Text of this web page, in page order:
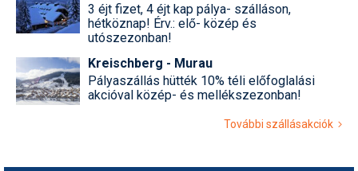
3 éjt fizet, 4 éjt kap pálya- szálláson,
hétköznap! Érv.: elő- közép és
utószezonban!
Kreischberg - Murau
Pályaszállás hütték 10% téli előfoglalási
akcióval közép- és mellékszezonban!
További szállásakciók